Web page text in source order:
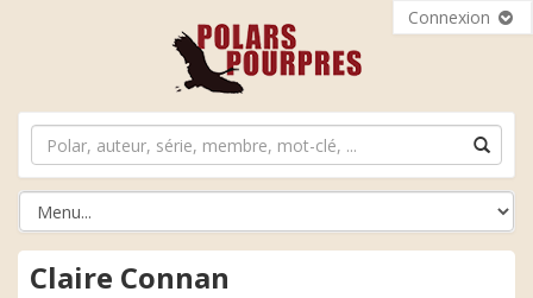
Connexion
Claire Connan